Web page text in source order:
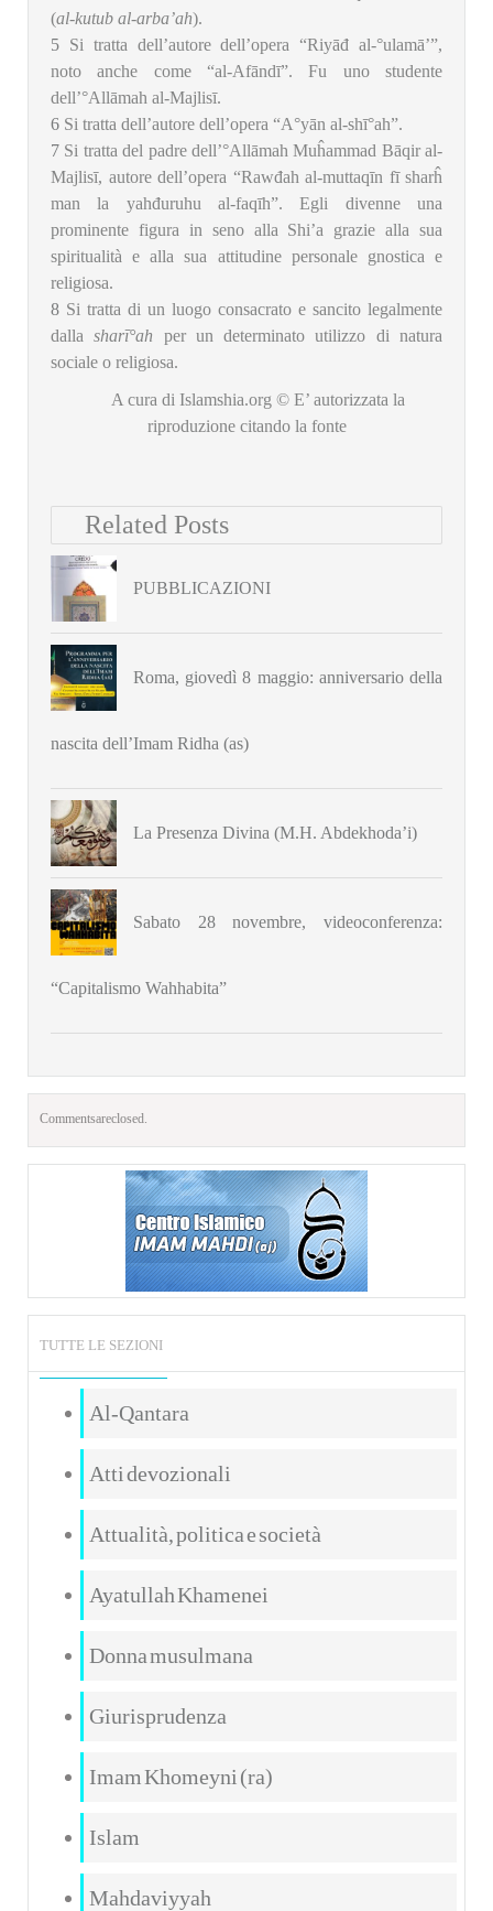
(al-kutub al-arba’ah).
5 Si tratta dell’autore dell’opera “Riyāđ al-°ulamā’”,
noto anche come “al-Afāndī”. Fu uno studente
dell’°Allāmah al-Majlisī.
6 Si tratta dell’autore dell’opera “A°yān al-shī°ah”.
7 Si tratta del padre dell’°Allāmah Muĥammad Bāqir al-
Majlisī, autore dell’opera “Rawđah al-muttaqīn fī sharĥ
man la yahđuruhu al-faqīh”. Egli divenne una
prominente figura in seno alla Shi’a grazie alla sua
spiritualità e alla sua attitudine personale gnostica e
religiosa.
8 Si tratta di un luogo consacrato e sancito legalmente
dallasharī°ah per un determinato utilizzo di natura
sociale o religiosa.
A cura di Islamshia.org © E’ autorizzata la
riproduzione citando la fonte
Related Posts
PUBBLICAZIONI
Roma, giovedì 8 maggio: anniversario della
nascita dell’Imam Ridha (as)
La Presenza Divina (M.H. Abdekhoda’i)
Sabato 28 novembre, videoconferenza:
“Capitalismo Wahhabita”
Comments are closed.
TUTTE LE SEZIONI
Al-Qantara
Atti devozionali
Attualità, politica e società
Ayatullah Khamenei
Donna musulmana
Giurisprudenza
Imam Khomeyni (ra)
Islam
Mahdaviyyah